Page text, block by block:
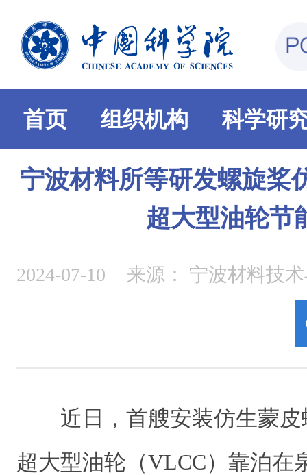
首页 组织机构 科学研
宁波材料所等研发螺旋桨
超大型油轮节
2024-07-10 来源： 宁波材料技
近日，首艘安装仿生蒙
超大型油轮（VLCC）靠泊在